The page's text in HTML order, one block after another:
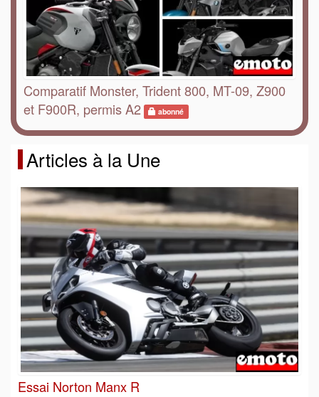
Comparatif Monster, Trident 800, MT-09, Z900
et F900R, permis A2
abonné
Articles à la Une
Essai Norton Manx R